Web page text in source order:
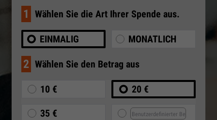
1 Wählen Sie die Art Ihrer Spende aus.
EINMALIG MONATLICH
2 Wählen Sie den Betrag aus
10 € 20 €
35 €